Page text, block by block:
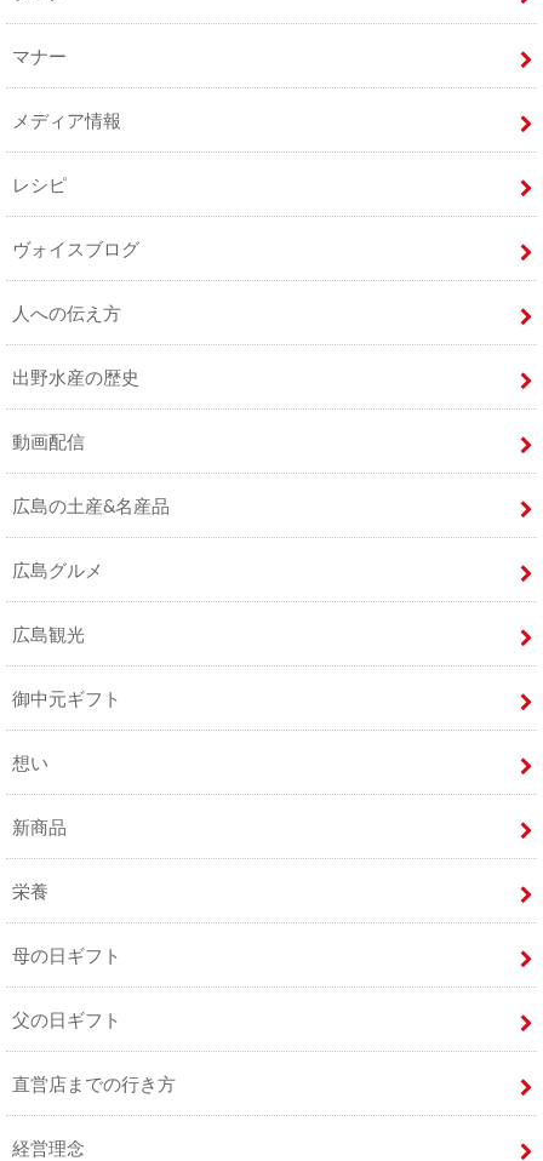
マナー
メディア情報
レシピ
ヴォイスブログ
人への伝え方
出野水産の歴史
動画配信
広島の土産&名産品
広島グルメ
広島観光
御中元ギフト
想い
新商品
栄養
母の日ギフト
父の日ギフト
直営店までの行き方
経営理念